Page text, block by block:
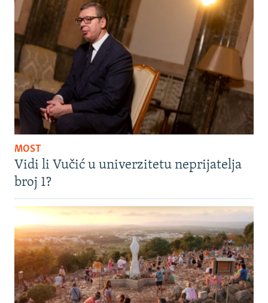
MOST
Vidi li Vučić u univerzitetu neprijatelja
broj 1?